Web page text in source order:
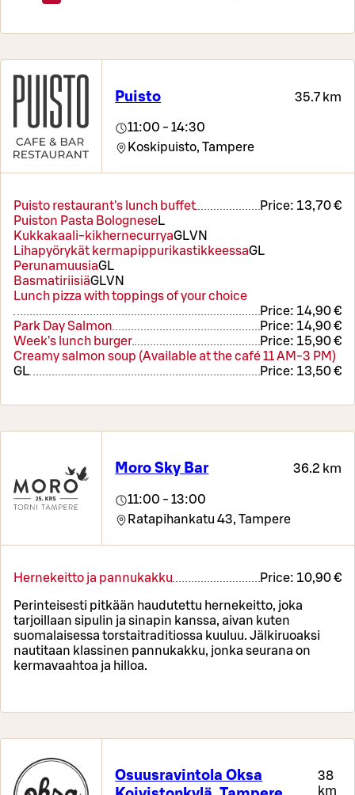
Puisto 35.7 km
11:00 - 14:30
Koskipuisto, Tampere
Puisto restaurant's lunch buffet Price: 13,70 €
Puiston Pasta BologneseL
Kukkakaali-kikhernecurryaGLVN
Lihapyörykät kermapippurikastikkeessaGL
PerunamuusiaGL
BasmatiriisiäGLVN
Lunch pizza with toppings of your choice
Price: 14,90 €
Park Day Salmon
Price: 14,90 €
Week's lunch burger
Price: 15,90 €
Creamy salmon soup (Available at the café 11 AM-3 PM)
GL Price: 13,50 €
Moro Sky Bar 36.2 km
11:00 - 13:00
Ratapihankatu 43, Tampere
Hernekeitto ja pannukakku Price: 10,90 €
Perinteisesti pitkään haudutettu hernekeitto, joka
tarjoillaan sipulin ja sinapin kanssa, aivan kuten
suomalaisessa torstaitraditiossa kuuluu. Jälkiruoaksi
nautitaan klassinen pannukakku, jonka seurana on
kermavaahtoa ja hilloa.
Osuusravintola Oksa
38
km